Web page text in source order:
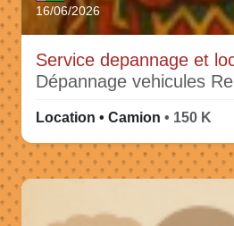
16/06/2026
Service depannage et
Dépannage vehicules
Location • Camion • 150 K